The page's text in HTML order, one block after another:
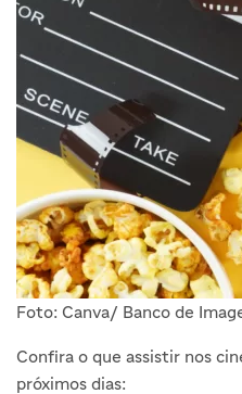
Foto: Canva/ Banco de
Confira o que assistir nos
próximos dias: